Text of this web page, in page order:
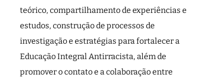
teórico, compartilhamento de experiências e
estudos, construção de processos de
investigação e estratégias para fortalecer a
Educação Integral Antirracista, além de
promover o contato e a colaboração entre